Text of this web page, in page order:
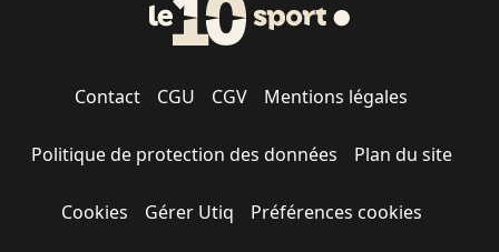
Contact CGU CGV Mentions légales
Politique de protection des données Plan du site
Cookies Gérer Utiq Préférences cookies